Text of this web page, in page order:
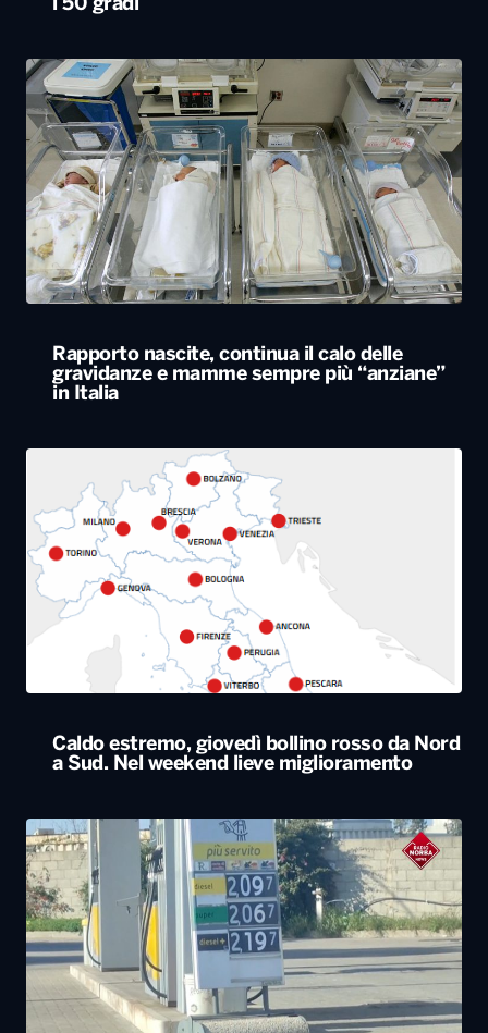
i 50 gradi
Rapporto nascite, continua il calo delle
gravidanze e mamme sempre più “anziane”
in Italia
Caldo estremo, giovedì bollino rosso da Nord
a Sud. Nel weekend lieve miglioramento